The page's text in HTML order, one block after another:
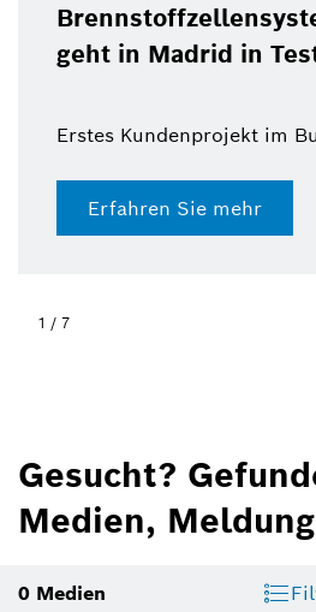
geht in Madrid in
Erstes Kundenprojekt im
Erfahren Sie mehr
1 / 7
Gesucht?
Medien,
0 Medien